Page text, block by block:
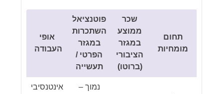
תחום
מומחיות
שכר
ממוצע
במגזר
הציבורי
(ברוטו)
פוטנציאל
השתכרות
במגזר
הפרטי /
תעשייה
אופי
העבודה
נמוך –
אינטנסיבי